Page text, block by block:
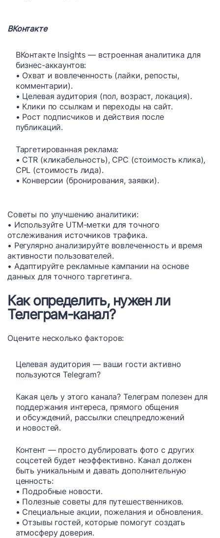
ВКонтакте
ВКонтакте Insights — встроенная аналитика для
бизнес-аккаунтов:
• Охват и вовлеченность (лайки, репосты,
комментарии).
• Целевая аудитория (пол, возраст, локация).
• Клики по ссылкам и переходы на сайт.
• Рост подписчиков и действия после
публикаций.
Таргетированная реклама:
• CTR (кликабельность), CPC (стоимость клика),
CPL (стоимость лида).
• Конверсии (бронирования, заявки).
Советы по улучшению аналитики:
• Используйте UTM-метки для точного
отслеживания источников трафика.
• Регулярно анализируйте вовлеченность и время
активности пользователей.
• Адаптируйте рекламные кампании на основе
данных для точного таргетинга.
Как определить, нужен ли
Телеграм-канал?
Оцените несколько факторов:
Целевая аудитория — ваши гости активно
пользуются Telegram?
Какая цель у этого канала? Телеграм полезен для
поддержания интереса, прямого общения
и обсуждений, рассылки спецпредложений
и новостей.
Контент — просто дублировать фото с других
соцсетей будет неэффективно. Канал должен
быть уникальным и давать дополнительную
ценность:
• Подробные новости.
• Полезные советы для путешественников.
• Специальные акции, пожелания и обновления.
• Отзывы гостей, которые помогут создать
атмосферу доверия.